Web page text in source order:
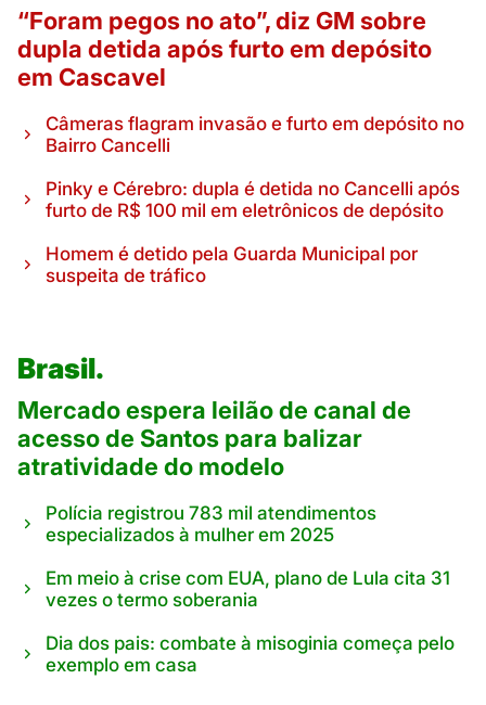
“Foram pegos no ato”, diz GM sobre
dupla detida após furto em depósito
em Cascavel
Câmeras flagram invasão e furto em depósito no
Bairro Cancelli
Pinky e Cérebro: dupla é detida no Cancelli após
furto de R$ 100 mil em eletrônicos de depósito
Homem é detido pela Guarda Municipal por
suspeita de tráfico
Brasil.
Mercado espera leilão de canal de
acesso de Santos para balizar
atratividade do modelo
Polícia registrou 783 mil atendimentos
especializados à mulher em 2025
Em meio à crise com EUA, plano de Lula cita 31
vezes o termo soberania
Dia dos pais: combate à misoginia começa pelo
exemplo em casa